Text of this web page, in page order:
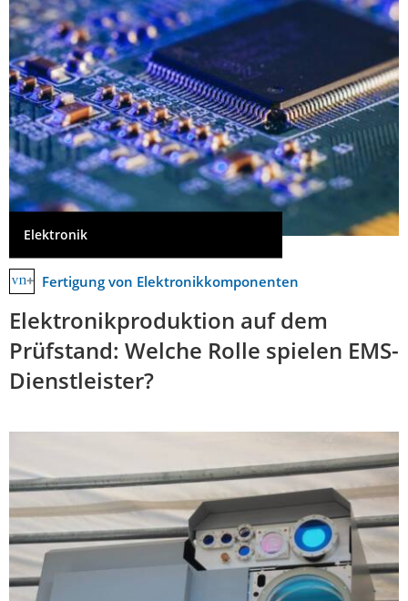
Elektronik
Fertigung von Elektronikkomponenten
Elektronikproduktion auf dem
Prüfstand: Welche Rolle spielen EMS-
Dienstleister?